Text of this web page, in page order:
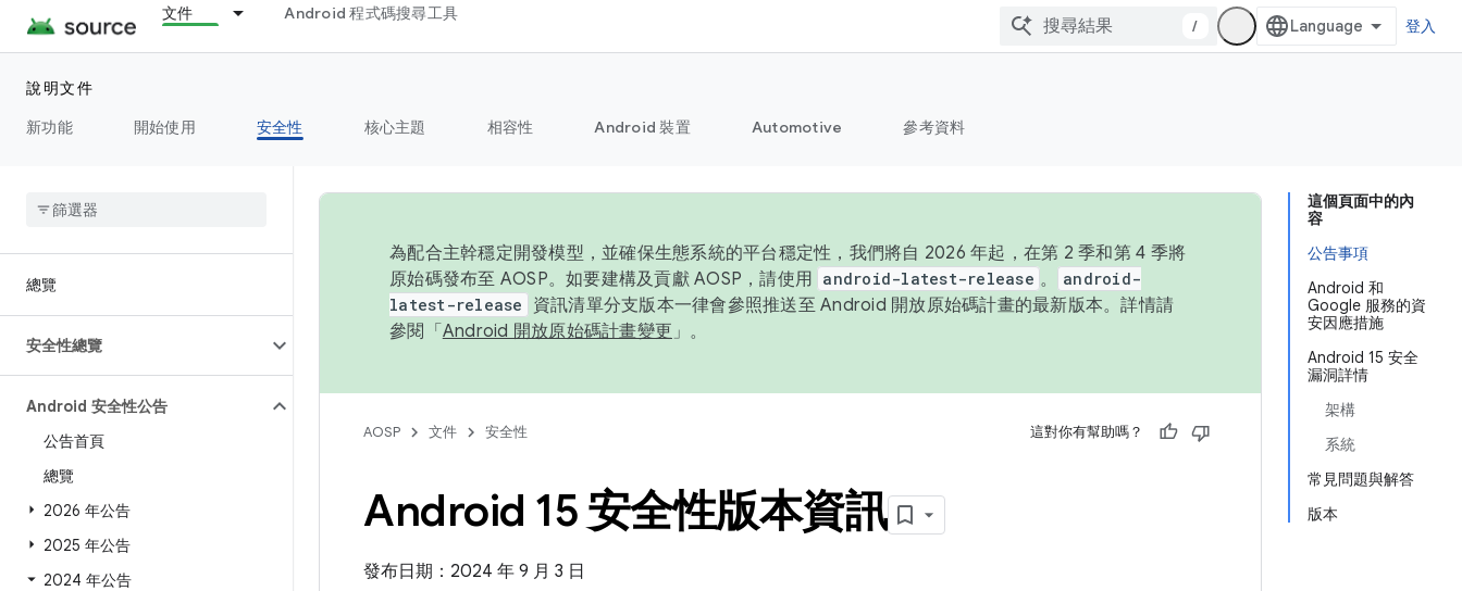
文件 Android 程式碼搜尋工具
/ 登入
說明文件
新功能
開始使用 安全性 核心主題 相容性 Android 裝置 Automotive 參考資料
總覽
安全性總覽
Android 安全性公告
公告首頁
總覽
2026 年公告
2025 年公告
2024 年公告
這個頁面中的內
容
公告事項
Android 和
Google 服務的資
安因應措施
Android 15 安全
漏洞詳情
架構
系統
常見問題與解答
版本
為配合主幹穩定開發模型，並確保生態系統的平台穩定性，我們將自 2026 年起，在第 2 季和第 4 季將
原始碼發布至 AOSP。如要建構及貢獻 AOSP，請使用 android-latest-release 。
android-
latest-release
資訊清單分支版本一律會參照推送至 Android 開放原始碼計畫的最新版本。詳情請
參閱「 Android 開放原始碼計畫變更 」。
AOSP 文件 安全性 這對你有幫助嗎？
Android 15 安全性版本資訊
發布日期：2024 年 9 月 3 日